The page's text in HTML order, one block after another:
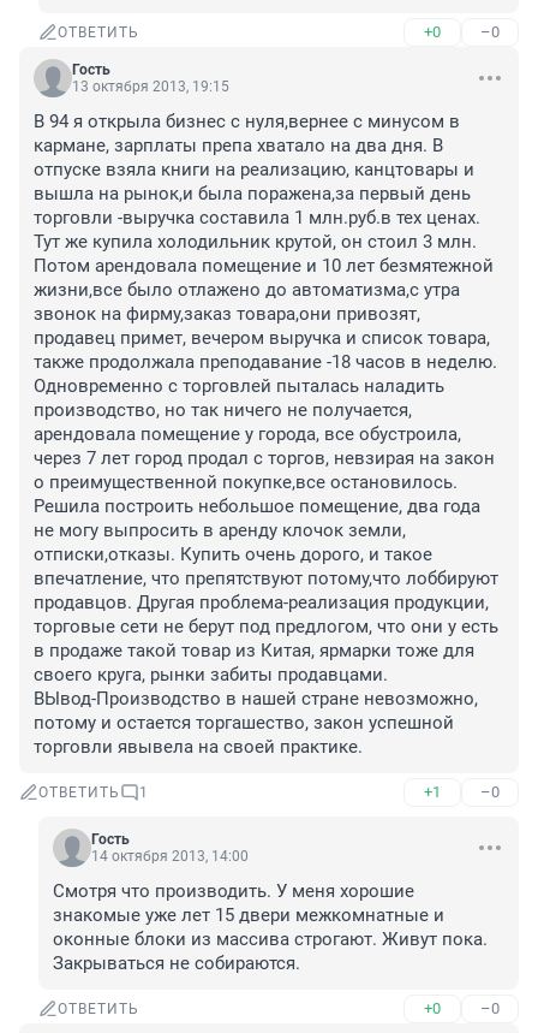
ОТВЕТИТЬ +0 –0
Гость
13 октября 2013, 19:15
В 94 я открыла бизнес с нуля,вернее с минусом в
кармане, зарплаты препа хватало на два дня. В
отпуске взяла книги на реализацию, канцтовары и
вышла на рынок,и была поражена,за первый день
торговли -выручка составила 1 млн.руб.в тех ценах.
Тут же купила холодильник крутой, он стоил 3 млн.
Потом арендовала помещение и 10 лет безмятежной
жизни,все было отлажено до автоматизма,с утра
звонок на фирму,заказ товара,они привозят,
продавец примет, вечером выручка и список товара,
также продолжала преподавание -18 часов в неделю.
Одновременно с торговлей пыталась наладить
производство, но так ничего не получается,
арендовала помещение у города, все обустроила,
через 7 лет город продал с торгов, невзирая на закон
о преимущественной покупке,все остановилось.
Решила построить небольшое помещение, два года
не могу выпросить в аренду клочок земли,
отписки,отказы. Купить очень дорого, и такое
впечатление, что препятствуют потому,что лоббируют
продавцов. Другая проблема-реализация продукции,
торговые сети не берут под предлогом, что они у есть
в продаже такой товар из Китая, ярмарки тоже для
своего круга, рынки забиты продавцами.
ВЫвод-Производство в нашей стране невозможно,
потому и остается торгашество, закон успешной
торговли явывела на своей практике.
ОТВЕТИТЬ 1 +1 –0
Гость
14 октября 2013, 14:00
Смотря что производить. У меня хорошие
знакомые уже лет 15 двери межкомнатные и
оконные блоки из массива строгают. Живут пока.
Закрываться не собираются.
ОТВЕТИТЬ +0 –0